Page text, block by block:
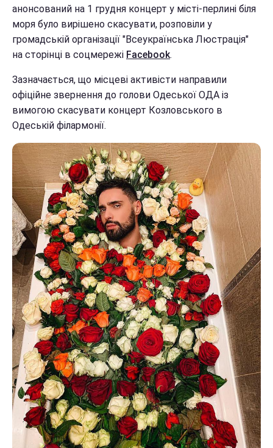
анонсований на 1 грудня концерт у місті-перлині біля
моря було вирішено скасувати, розповіли у
громадській організації "Всеукраїнська Люстрація"
на сторінці в соцмережі Facebook.
Зазначається, що місцеві активісти направили
офіційне звернення до голови Одеської ОДА із
вимогою скасувати концерт Козловського в
Одеській філармонії.